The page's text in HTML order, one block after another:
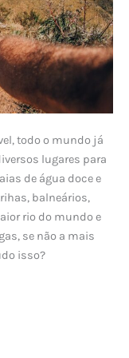
todo o mundo já
lugares para
de água doce e
balneários,
rio do mundo e
se não a mais
isso?